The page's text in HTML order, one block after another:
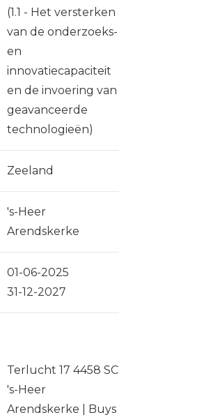
(1.1 - Het versterken
van de onderzoeks-
en
innovatiecapaciteit
en de invoering van
geavanceerde
technologieën)
Zeeland
's-Heer
Arendskerke
01-06-2025
31-12-2027
Terlucht 17 4458 SC
's-Heer
Arendskerke | Buys